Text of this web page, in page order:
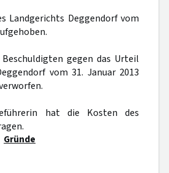
Landgerichts Deggendorf vom
gegen das Urteil
vom 31. Januar 2013
hat die Kosten des
Gründe